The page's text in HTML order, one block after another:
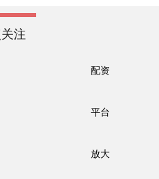
注
配资
平台
放大